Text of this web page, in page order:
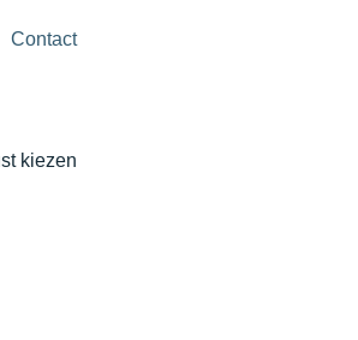
Contact
kiezen